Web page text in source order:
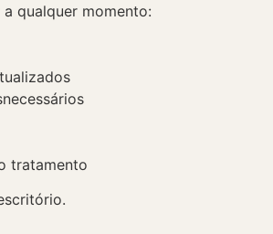
qualquer momento:
tratamento